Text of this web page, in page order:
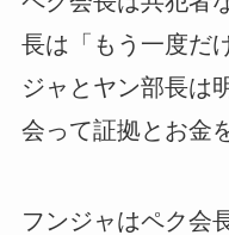
長は「もう一度だ
ジャとヤン部長は
会って証拠とお金
フンジャはペク会